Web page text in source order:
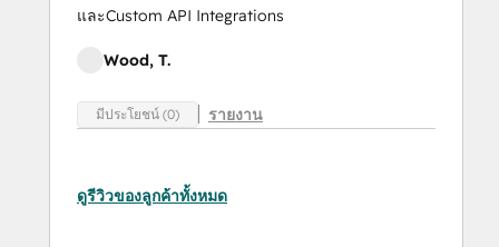
และCustom API Integrations
Wood, T.
มีประโยชน์ (0) รายงาน
ดูรีวิวของลูกค้าทั้งหมด